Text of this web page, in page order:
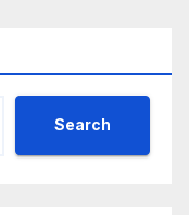
Search